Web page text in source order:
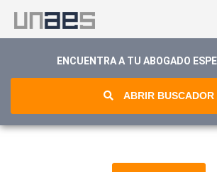
ENCUENTRA A TU ABOGADO
ABRIR BUSCADOR